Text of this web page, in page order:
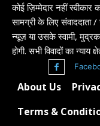
कोई ज़िम्मेदार नहीं
सामग्री के लिए संवाददाता
न्यूज़ या उसके स्वामी,
होगी. सभी विवादों का न्याय
About Us
Terms &